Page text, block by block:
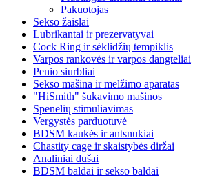
Pakuotojas
Sekso žaislai
Lubrikantai ir prezervatyvai
Cock Ring ir sėklidžių tempiklis
Varpos rankovės ir varpos dangteliai
Penio siurbliai
Sekso mašina ir melžimo aparatas
"HiSmith" šukavimo mašinos
Spenelių stimuliavimas
Vergystės parduotuvė
BDSM kaukės ir antsnukiai
Chastity cage ir skaistybės diržai
Analiniai dušai
BDSM baldai ir sekso baldai